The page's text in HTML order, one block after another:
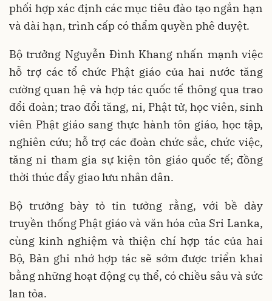
phối hợp xác định các mục tiêu đào tạo ngắn hạn
và dài hạn, trình cấp có thẩm quyền phê duyệt.
Bộ trưởng Nguyễn Đình Khang nhấn mạnh việc
hỗ trợ các tổ chức Phật giáo của hai nước tăng
cường quan hệ và hợp tác quốc tế thông qua trao
đổi đoàn; trao đổi tăng, ni, Phật tử, học viên, sinh
viên Phật giáo sang thực hành tôn giáo, học tập,
nghiên cứu; hỗ trợ các đoàn chức sắc, chức việc,
tăng ni tham gia sự kiện tôn giáo quốc tế; đồng
thời thúc đẩy giao lưu nhân dân.
Bộ trưởng bày tỏ tin tưởng rằng, với bề dày
truyền thống Phật giáo và văn hóa của Sri Lanka,
cùng kinh nghiệm và thiện chí hợp tác của hai
Bộ, Bản ghi nhớ hợp tác sẽ sớm được triển khai
bằng những hoạt động cụ thể, có chiều sâu và sức
lan tỏa.